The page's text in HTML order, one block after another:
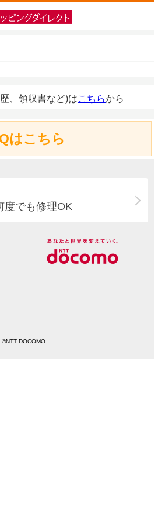
、領収書など)はこちらから
はこちら
度でも修理OK
©NTT DOCOMO